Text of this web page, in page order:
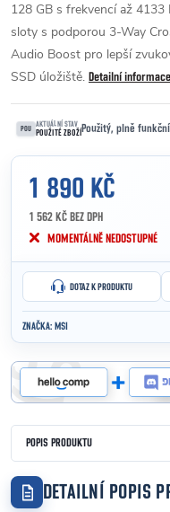
128 GB s frekvencí až 4133
sloty s podporou 3-Way
Audio Boost pro lepší
SSD úložiště. Detailní informace
POU AKTUÁLNÍ STAV
POUŽITÉ ZBOŽÍPoužitý, plně
1 890 KČ
1 562 KČ BEZ DPH
Měrná cena:
MOMENTÁLNĚ NEDOSTUPNÉ
DOTAZ K PRODUKTU
ZNAČKA: MSI
POPIS PRODUKTU
DETAILNÍ POPIS